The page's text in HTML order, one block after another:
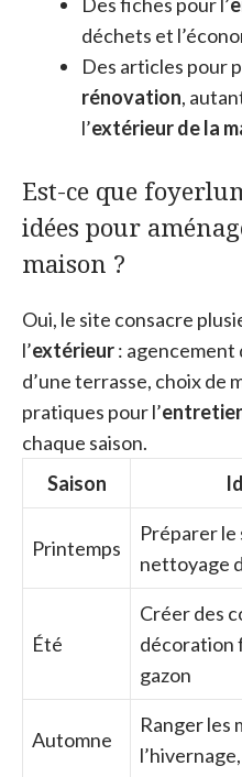
déchets et
Des articles pour
rénovation,
l’extérieur de la
Est-ce que
idées pour
maison ?
Oui, le site consacre
l’extérieur: agencement
d’une terrasse, choix de
pratiques pour l’
chaque saison.
Saison
Printemps
Préparer le
nettoyage
Été
Créer des
décoration
gazon
Automne
Ranger les